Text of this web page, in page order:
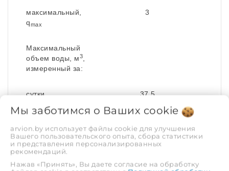
максимальный,
qmax
3
Максимальный
объем воды, м3,
измеренный за:
сутки 37,5
Порог
чувствительности,
м3 /ч, не более
0,01
Мы заботимся о Ваших cookie
arvion.by использует файлы cookie для улучшения
Вашего пользовательского опыта, сбора статистики
и представления персонализированных
рекомендаций.
Нажав «Принять», Вы даете согласие на обработку